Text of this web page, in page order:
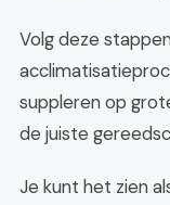
Volg deze
suppleren op
de juiste
Je kunt het zien